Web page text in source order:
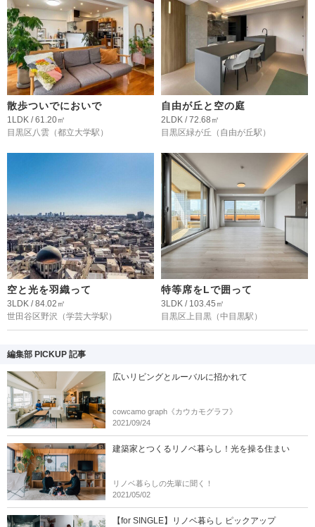
散歩ついでにおいで
1LDK / 61.20㎡
目黒区八雲 （都立大学駅）
自由が丘と空の庭
2LDK / 72.68㎡
目黒区緑が丘 （自由が丘駅）
空と光を羽織って
3LDK / 84.02㎡
世田谷区野沢 （学芸大学駅）
特等席をLで囲って
3LDK / 103.45㎡
目黒区上目黒 （中目黒駅）
編集部 PICKUP 記事
広いリビングとルーバルに招かれて
cowcamo graph《カウカモグラフ》
2021/09/24
建築家とつくるリノベ暮らし！光を操る住まい
リノベ暮らしの先輩に聞く！
2021/05/02
【for SINGLE】リノベ暮らし ピックアップ